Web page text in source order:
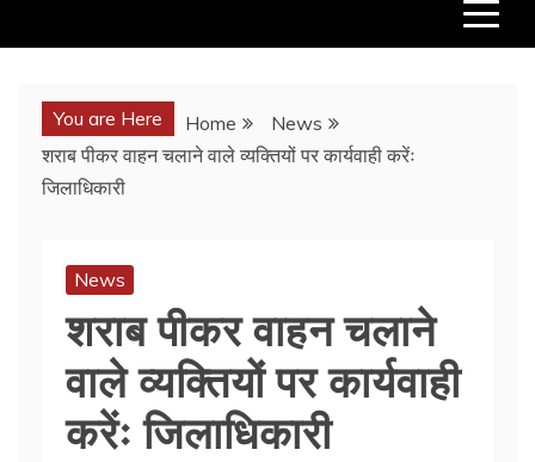
You are Here Home
News
शराब पीकर वाहन चलाने वाले व्यक्तियों पर कार्यवाही करेंः
जिलाधिकारी
News
शराब पीकर वाहन चलाने
वाले व्यक्तियों पर कार्यवाही
करेंः जिलाधिकारी